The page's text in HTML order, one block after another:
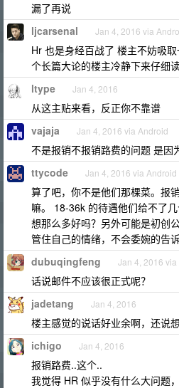
漏了再说
ljcarsenal Jan 4, 2016 via
Hr 也是身经百战了 楼主不妨吸
个长篇大论的楼主冷静下来仔细
ltype Jan 4, 2016
从这主贴来看，反正你不靠谱
vajaja Jan 4, 2016 via Android
不是报销不报销路费的问题 是因
ttycode Jan 4, 2016 via Android
算了吧，你不是他们那棵菜。报
嘛。 18-36k 的待遇他们给不了
想那么多好吗？另外可能是初创
管住自己的情绪，不会委婉的告
dubuqingfeng Jan 4, 2016
话说邮件不应该很正式呢？
jadetang Jan 4, 2016
楼主感觉的说话好业余啊，还说
ichigo Jan 4, 2016
报销路费..这个..
我觉得 HR 似乎没有什么大问题